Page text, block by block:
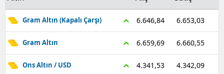
Gram Altın (Kapalı Çarşı) 6.646,84 6.653,03
Gram Altın 6.659,69 6.660,55
Ons Altın / USD 4.341,53 4.342,09